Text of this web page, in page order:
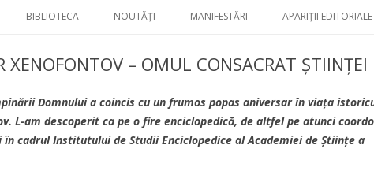
BIBLIOTECA NOUTĂȚI MANIFESTĂRI APARIȚII EDITORIALE
XENOFONTOV – OMUL CONSACRAT ȘTIINȚEI
Domnului a coincis cu un frumos popas aniversar în viața
L-am descoperit ca pe o fire enciclopedică, de altfel pe atunci
cadrul Institutului de Studii Enciclopedice al Academiei de Științe a